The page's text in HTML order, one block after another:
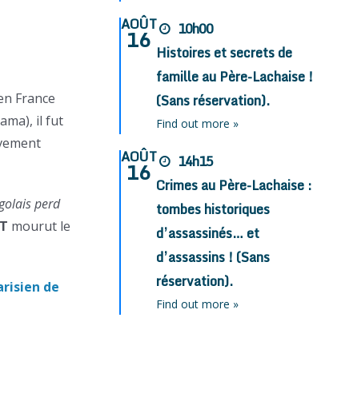
France
il fut
perd
mourut le
de
AOÛT
16
10h00
Histoires et secrets de
famille au Père-Lachaise !
(Sans réservation).
Find out more »
AOÛT
16
14h15
Crimes au Père-Lachaise :
tombes historiques
d’assassinés… et
d’assassins ! (Sans
réservation).
Find out more »